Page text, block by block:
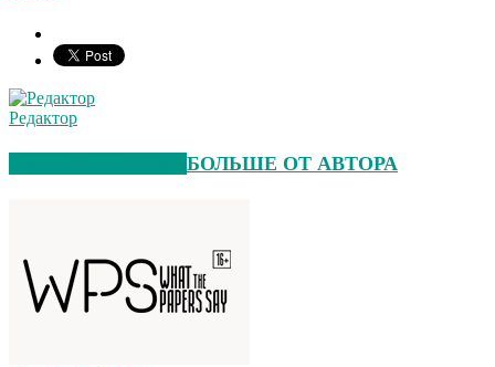
Редактор
БОЛЬШЕ ОТ АВТОРА